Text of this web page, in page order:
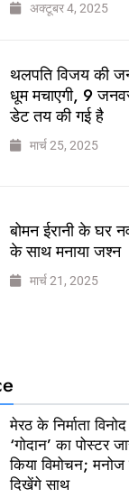
अक्टूबर 4, 2025
थलपति विजय की
धूम मचाएगी, 9
डेट तय की गई है
मार्च 25, 2025
बोमन ईरानी के घर
के साथ मनाया जश्न
मार्च 21, 2025
मेरठ के निर्माता
‘गोदान’ का पोस्टर
किया विमोचन; मनोज
दिखेंगे साथ